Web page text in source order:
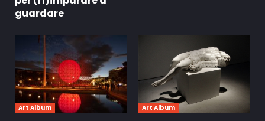
guardare
Art Album Art Album